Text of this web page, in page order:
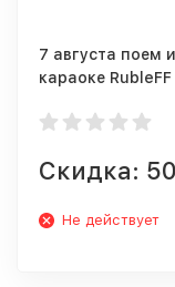
7 августа поем
караоке
Скидка:
Не действует